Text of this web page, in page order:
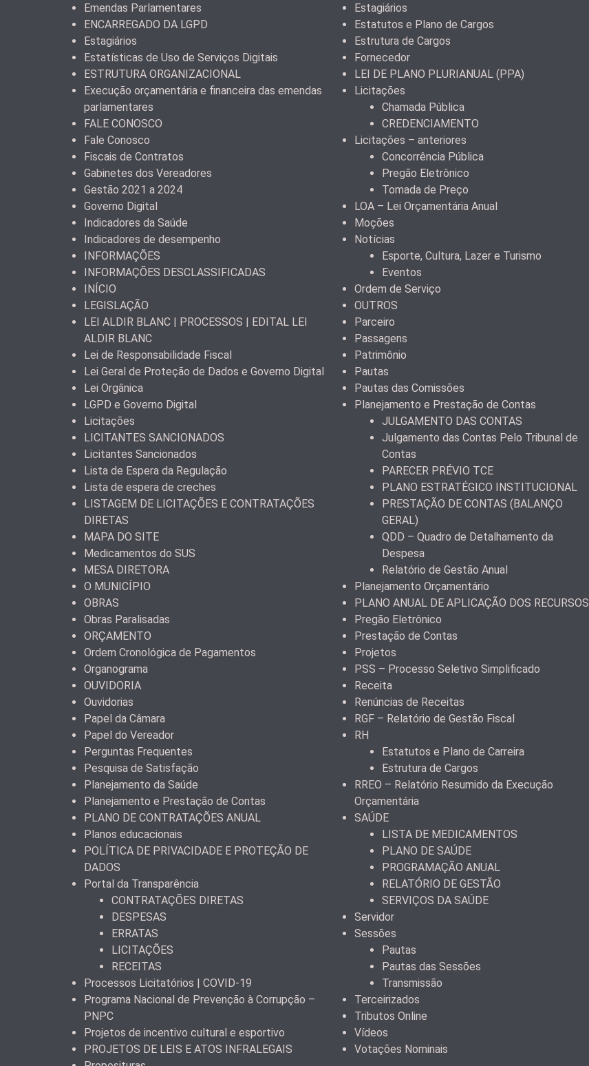
Emendas Parlamentares
ENCARREGADO DA LGPD
Estagiários
Estatísticas de Uso de Serviços Digitais
ESTRUTURA ORGANIZACIONAL
Execução orçamentária e financeira das emendas
parlamentares
FALE CONOSCO
Fale Conosco
Fiscais de Contratos
Gabinetes dos Vereadores
Gestão 2021 a 2024
Governo Digital
Indicadores da Saúde
Indicadores de desempenho
INFORMAÇÕES
INFORMAÇÕES DESCLASSIFICADAS
INÍCIO
LEGISLAÇÃO
LEI ALDIR BLANC | PROCESSOS | EDITAL LEI
ALDIR BLANC
Lei de Responsabilidade Fiscal
Lei Geral de Proteção de Dados e Governo Digital
Lei Orgânica
LGPD e Governo Digital
Licitações
LICITANTES SANCIONADOS
Licitantes Sancionados
Lista de Espera da Regulação
Lista de espera de creches
LISTAGEM DE LICITAÇÕES E CONTRATAÇÕES
DIRETAS
MAPA DO SITE
Medicamentos do SUS
MESA DIRETORA
O MUNICÍPIO
OBRAS
Obras Paralisadas
ORÇAMENTO
Ordem Cronológica de Pagamentos
Organograma
OUVIDORIA
Ouvidorias
Papel da Câmara
Papel do Vereador
Perguntas Frequentes
Pesquisa de Satisfação
Planejamento da Saúde
Planejamento e Prestação de Contas
PLANO DE CONTRATAÇÕES ANUAL
Planos educacionais
POLÍTICA DE PRIVACIDADE E PROTEÇÃO DE
DADOS
Portal da Transparência
CONTRATAÇÕES DIRETAS
DESPESAS
ERRATAS
LICITAÇÕES
RECEITAS
Processos Licitatórios | COVID-19
Programa Nacional de Prevenção à Corrupção –
PNPC
Projetos de incentivo cultural e esportivo
PROJETOS DE LEIS E ATOS INFRALEGAIS
Estagiários
Estatutos e Plano de Cargos
Estrutura de Cargos
Fornecedor
LEI DE PLANO PLURIANUAL (PPA)
Licitações
Chamada Pública
CREDENCIAMENTO
Licitações – anteriores
Concorrência Pública
Pregão Eletrônico
Tomada de Preço
LOA – Lei Orçamentária Anual
Moções
Notícias
Esporte, Cultura, Lazer e Turismo
Eventos
Ordem de Serviço
OUTROS
Parceiro
Passagens
Patrimônio
Pautas
Pautas das Comissões
Planejamento e Prestação de Contas
JULGAMENTO DAS CONTAS
Julgamento das Contas Pelo Tribunal de
Contas
PARECER PRÉVIO TCE
PLANO ESTRATÉGICO INSTITUCIONAL
PRESTAÇÃO DE CONTAS (BALANÇO
GERAL)
QDD – Quadro de Detalhamento da
Despesa
Relatório de Gestão Anual
Planejamento Orçamentário
PLANO ANUAL DE APLICAÇÃO DOS RECURSOS
Pregão Eletrônico
Prestação de Contas
Projetos
PSS – Processo Seletivo Simplificado
Receita
Renúncias de Receitas
RGF – Relatório de Gestão Fiscal
RH
Estatutos e Plano de Carreira
Estrutura de Cargos
RREO – Relatório Resumido da Execução
Orçamentária
SAÚDE
LISTA DE MEDICAMENTOS
PLANO DE SAÚDE
PROGRAMAÇÃO ANUAL
RELATÓRIO DE GESTÃO
SERVIÇOS DA SAÚDE
Servidor
Sessões
Pautas
Pautas das Sessões
Transmissão
Terceirizados
Tributos Online
Vídeos
Votações Nominais